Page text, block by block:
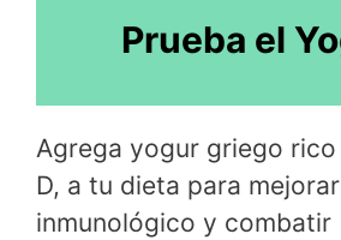
Prueba el
Agrega yogur griego
D, a tu dieta para
inmunológico y combatir